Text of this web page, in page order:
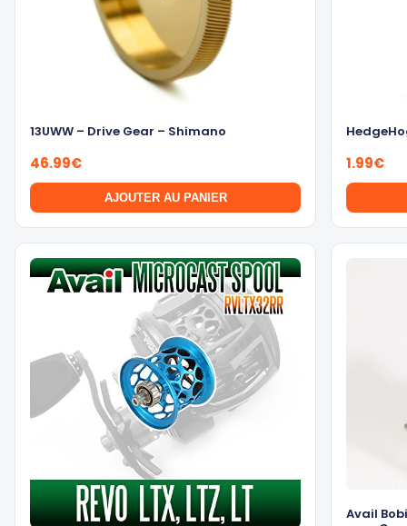
13UWW – Drive Gear – Shimano
46.99€
AJOUTER AU PANIER
1.99€
Ce
produit
du
Avail